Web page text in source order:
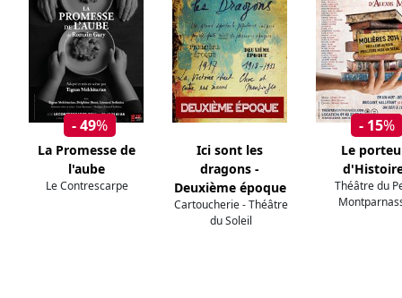
- 49%
La Promesse de
l'aube
Le Contrescarpe
Ici sont les
dragons -
Deuxième époque
Cartoucherie - Théâtre
du Soleil
- 15%
Le
Théâtre du